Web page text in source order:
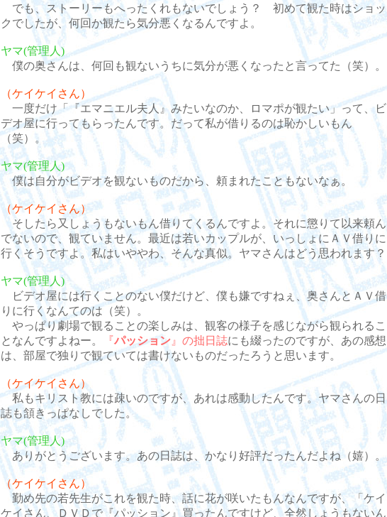
でも、ストーリーもへったくれもないでしょう？ 初めて観た時はショッ
クでしたが、何回か観たら気分悪くなるんですよ。
ヤマ(管理人)
僕の奥さんは、何回も観ないうちに気分が悪くなったと言ってた（笑）。
（ケイケイさん）
一度だけ「『エマニエル夫人』みたいなのか、ロマポが観たい」って、ビ
デオ屋に行ってもらったんです。だって私が借りるのは恥かしいもん
（笑）。
ヤマ(管理人)
僕は自分がビデオを観ないものだから、頼まれたこともないなぁ。
（ケイケイさん）
そしたら又しょうもないもん借りてくるんですよ。それに懲りて以来頼ん
でないので、観ていません。最近は若いカップルが、いっしょにＡＶ借りに
行くそうですよ。私はいややわ、そんな真似。ヤマさんはどう思われます？
ヤマ(管理人)
ビデオ屋には行くことのない僕だけど、僕も嫌ですねぇ、奥さんとＡＶ借
りに行くなんてのは（笑）。
やっぱり劇場で観ることの楽しみは、観客の様子を感じながら観られるこ
となんですよねー。
『パッション 』の拙日誌にも綴ったのですが、あの感想
は、部屋で独りで観ていては書けないものだったろうと思います。
（ケイケイさん）
私もキリスト教には疎いのですが、あれは感動したんです。ヤマさんの日
誌も頷きっぱなしでした。
ヤマ(管理人)
ありがとうございます。あの日誌は、かなり好評だったんだよね（嬉）。
（ケイケイさん）
勤め先の若先生がこれを観た時、話に花が咲いたもんなんですが、「ケイ
ケイさん、ＤＶＤで『パッション』買ったんですけど、全然しょうもないん